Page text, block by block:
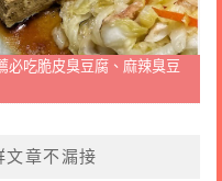
必吃脆皮臭豆腐、麻辣臭豆
章不漏接